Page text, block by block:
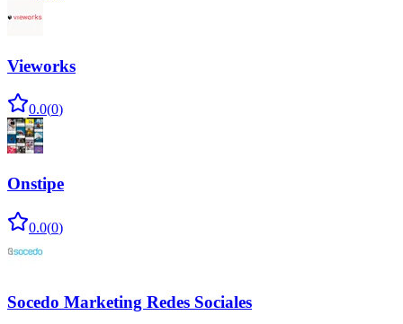
Vieworks
0.0(0)
Onstipe
0.0(0)
Socedo Marketing Redes Sociales